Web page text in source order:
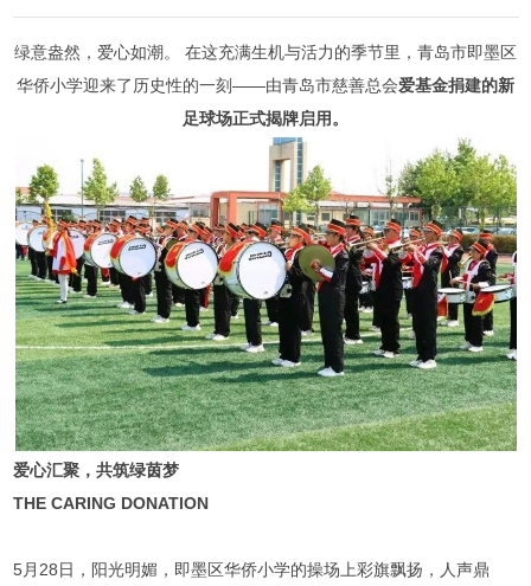
绿意盎然，爱心如潮。‌ 在这充满生机与活力的季节里，青岛市即墨区
华侨小学迎来了历史性的一刻——由青岛市慈善总会爱基金捐建的新
足球场正式揭牌启用。
爱心汇聚，共筑绿茵梦
THE CARING DONATION
5月28日，阳光明媚，即墨区华侨小学的操场上彩旗飘扬，人声鼎